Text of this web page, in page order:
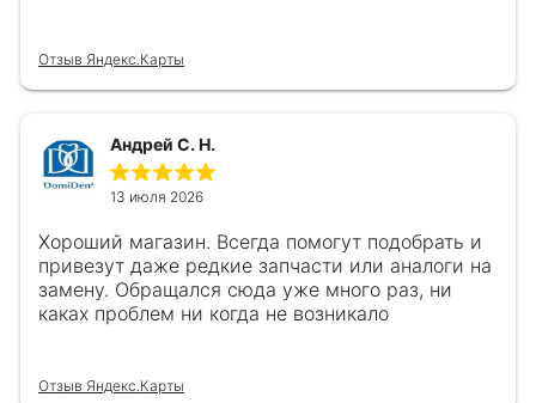
Отзыв Яндекс.Карты
Андрей С. Н.
13 июля 2026
Хороший магазин. Всегда помогут подобрать и
привезут даже редкие запчасти или аналоги на
замену. Обращался сюда уже много раз, ни
каках проблем ни когда не возникало
Отзыв Яндекс.Карты